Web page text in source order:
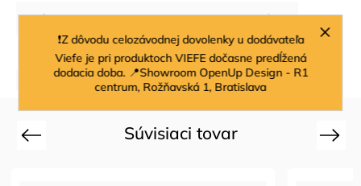
❗Z dôvodu celozávodnej dovolenky u dodávateľa
Viefe je pri produktoch VIEFE dočasne predĺžená
dodacia doba. 📍Showroom OpenUp Design - R1
centrum, Rožňavská 1, Bratislava
Color: natural
Filtrovanie podľa farby :
Béžová
Položka bola vypredaná…
Súvisiaci tovar
Previous Next